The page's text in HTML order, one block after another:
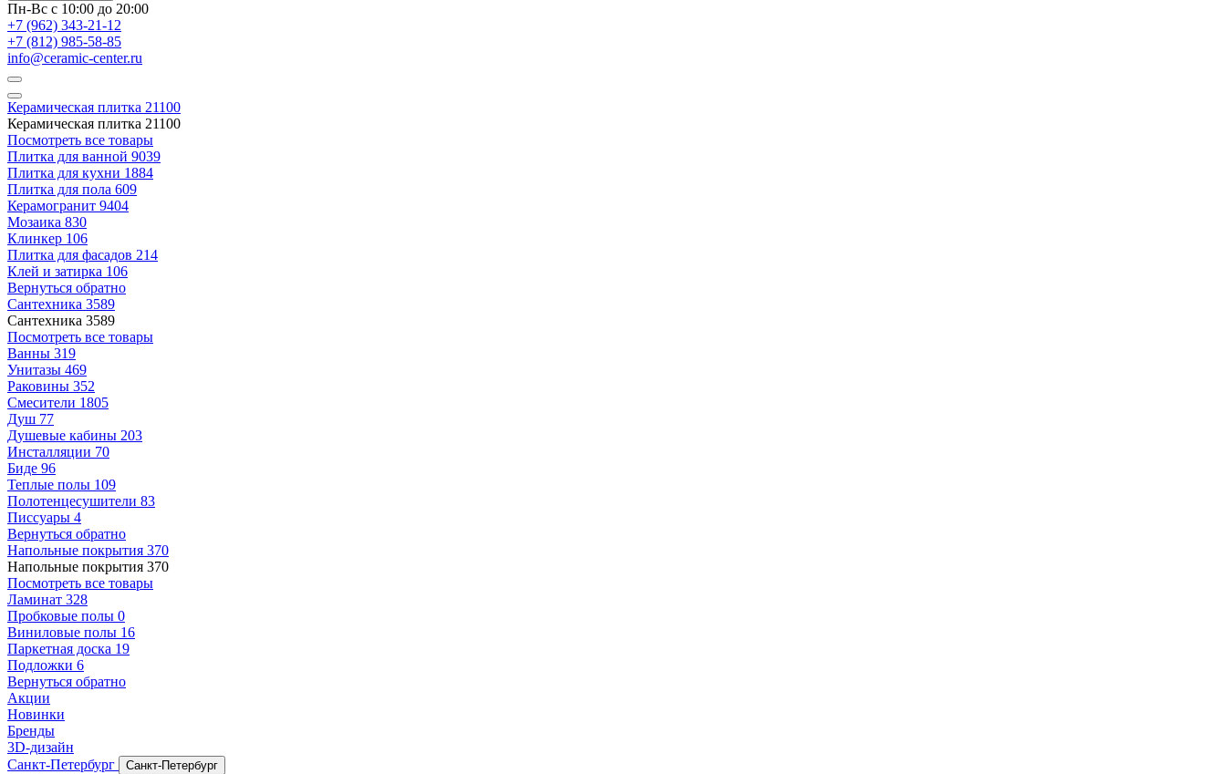
Пн-Вс с 10:00 до 20:00
+7 (962) 343-21-12
+7 (812) 985-58-85
info@ceramic-center.ru
Керамическая плитка 21100
Керамическая плитка 21100
Посмотреть все товары
Плитка для ванной 9039
Плитка для кухни 1884
Плитка для пола 609
Керамогранит 9404
Мозаика 830
Клинкер 106
Плитка для фасадов 214
Клей и затирка 106
Вернуться обратно
Сантехника 3589
Сантехника 3589
Посмотреть все товары
Ванны 319
Унитазы 469
Раковины 352
Смесители 1805
Душ 77
Душевые кабины 203
Инсталляции 70
Биде 96
Теплые полы 109
Полотенцесушители 83
Писсуары 4
Вернуться обратно
Напольные покрытия 370
Напольные покрытия 370
Посмотреть все товары
Ламинат 328
Пробковые полы 0
Виниловые полы 16
Паркетная доска 19
Подложки 6
Вернуться обратно
Акции
Новинки
Бренды
3D-дизайн
Санкт-Петербург
Санкт-Петербург